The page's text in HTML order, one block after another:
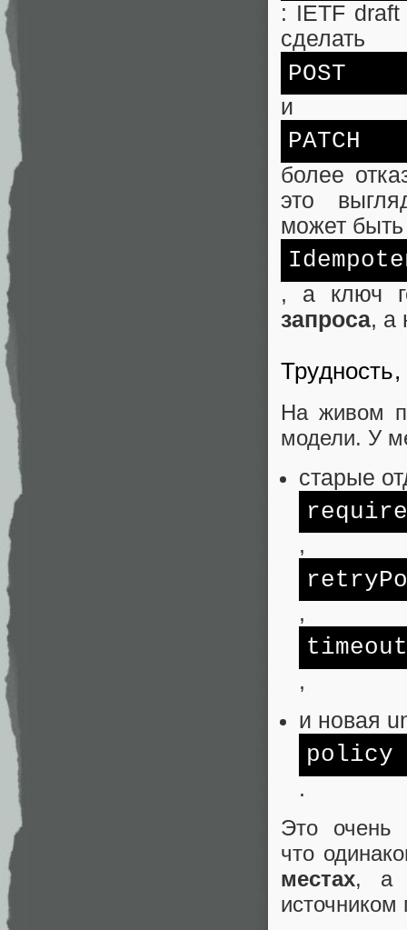
: IETF draft
сделать
POST
и
PATCH
более
это
может
, а ключ
запроса, а
На живом
модели. У
старые
,
,
,
и новая
policy
.
Это очень
что
местах, а